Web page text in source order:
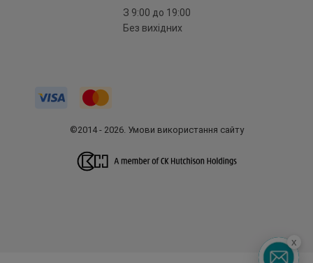
З 9:00 до 19:00
Без вихідних
©2014 - 2026. Умови використання сайту
x